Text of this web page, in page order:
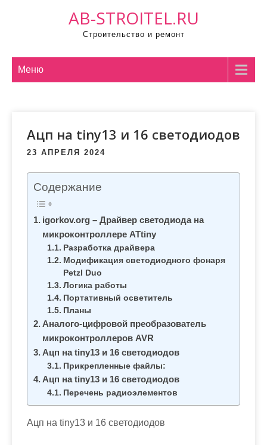
AB-STROITEL.RU
Строительство и ремонт
Меню
Ацп на tiny13 и 16 светодиодов
23 АПРЕЛЯ 2024
Содержание
igorkov.org – Драйвер светодиода на
микроконтроллере ATtiny
Разработка драйвера
Модификация светодиодного фонаря
Petzl Duo
Логика работы
Портативный осветитель
Планы
Аналого-цифровой преобразователь
микроконтроллеров AVR
Ацп на tiny13 и 16 светодиодов
Прикрепленные файлы:
Ацп на tiny13 и 16 светодиодов
Перечень радиоэлементов
Ацп на tiny13 и 16 светодиодов